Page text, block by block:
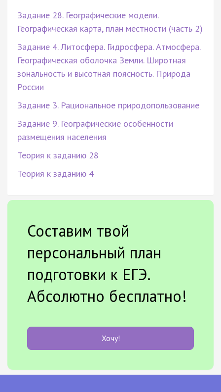
Задание 28. Географические модели.
Географическая карта, план местности (часть 2)
Задание 4. Литосфера. Гидросфера. Атмосфера.
Географическая оболочка Земли. Широтная
зональность и высотная поясность. Природа
России
Задание 3. Рациональное природопользование
Задание 9. Географические особенности
размещения населения
Теория к заданию 28
Теория к заданию 4
Составим твой
персональный план
подготовки к ЕГЭ.
Абсолютно бесплатно!
Хочу!